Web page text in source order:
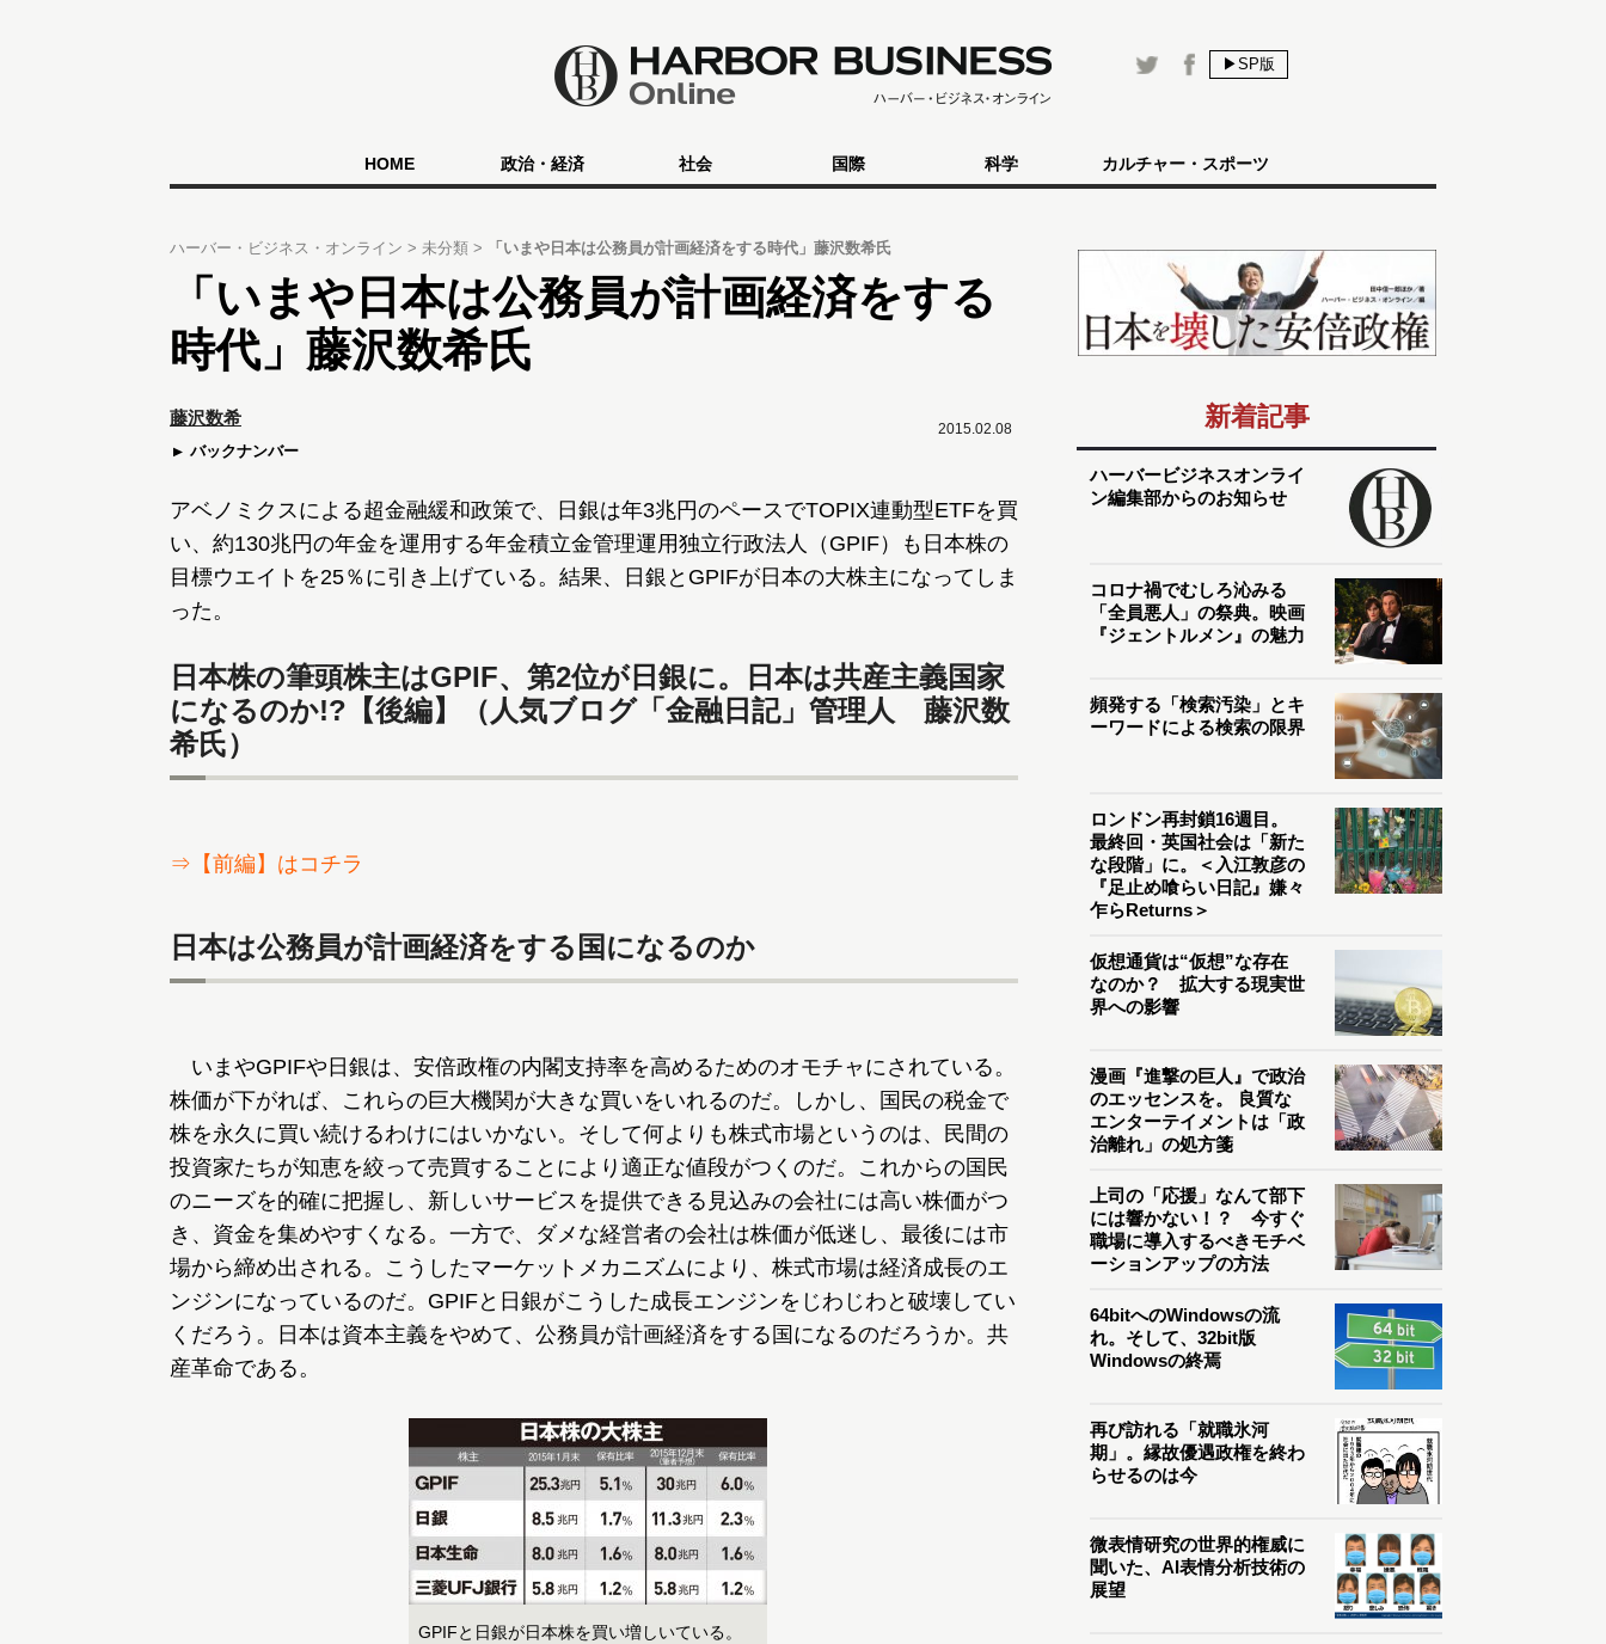
▶SP版
HOME 政治・経済 社会 国際 科学 カルチャー・スポーツ
ハーバー・ビジネス・オンライン 未分類 「いまや日本は公務員が計画経済をする時代」藤沢数希氏
「いまや日本は公務員が計画経済をする
時代」藤沢数希氏
2015.02.08
藤沢数希
バックナンバー
アベノミクスによる超金融緩和政策で、日銀は年3兆円のペースでTOPIX連動型ETFを買
い、約130兆円の年金を運用する年金積立金管理運用独立行政法人（GPIF）も日本株の
目標ウエイトを25％に引き上げている。結果、日銀とGPIFが日本の大株主になってしま
った。
日本株の筆頭株主はGPIF、第2位が日銀に。日本は共産主義国家
になるのか!?【後編】（人気ブログ「金融日記」管理人 藤沢数
希氏）
⇒【前編】はコチラ
日本は公務員が計画経済をする国になるのか
いまやGPIFや日銀は、安倍政権の内閣支持率を高めるためのオモチャにされている。
株価が下がれば、これらの巨大機関が大きな買いをいれるのだ。しかし、国民の税金で
株を永久に買い続けるわけにはいかない。そして何よりも株式市場というのは、民間の
投資家たちが知恵を絞って売買することにより適正な値段がつくのだ。これからの国民
のニーズを的確に把握し、新しいサービスを提供できる見込みの会社には高い株価がつ
き、資金を集めやすくなる。一方で、ダメな経営者の会社は株価が低迷し、最後には市
場から締め出される。こうしたマーケットメカニズムにより、株式市場は経済成長のエ
ンジンになっているのだ。GPIFと日銀がこうした成長エンジンをじわじわと破壊してい
くだろう。日本は資本主義をやめて、公務員が計画経済をする国になるのだろうか。共
産革命である。
GPIFと日銀が日本株を買い増しいている。
新着記事
ハーバービジネスオンライ
ン編集部からのお知らせ
コロナ禍でむしろ沁みる
「全員悪人」の祭典。映画
『ジェントルメン』の魅力
頻発する「検索汚染」とキ
ーワードによる検索の限界
ロンドン再封鎖16週目。
最終回・英国社会は「新た
な段階」に。＜入江敦彦の
『足止め喰らい日記』嫌々
乍らReturns＞
仮想通貨は“仮想”な存在
なのか？ 拡大する現実世
界への影響
漫画『進撃の巨人』で政治
のエッセンスを。 良質な
エンターテイメントは「政
治離れ」の処方箋
上司の「応援」なんて部下
には響かない！？ 今すぐ
職場に導入するべきモチベ
ーションアップの方法
64bitへのWindowsの流
れ。そして、32bit版
Windowsの終焉
再び訪れる「就職氷河
期」。縁故優遇政権を終わ
らせるのは今
微表情研究の世界的権威に
聞いた、AI表情分析技術の
展望